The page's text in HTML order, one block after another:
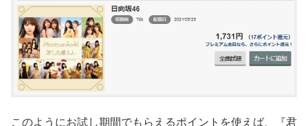
このようにお試し期間でもらえるポイントを使えば、『君